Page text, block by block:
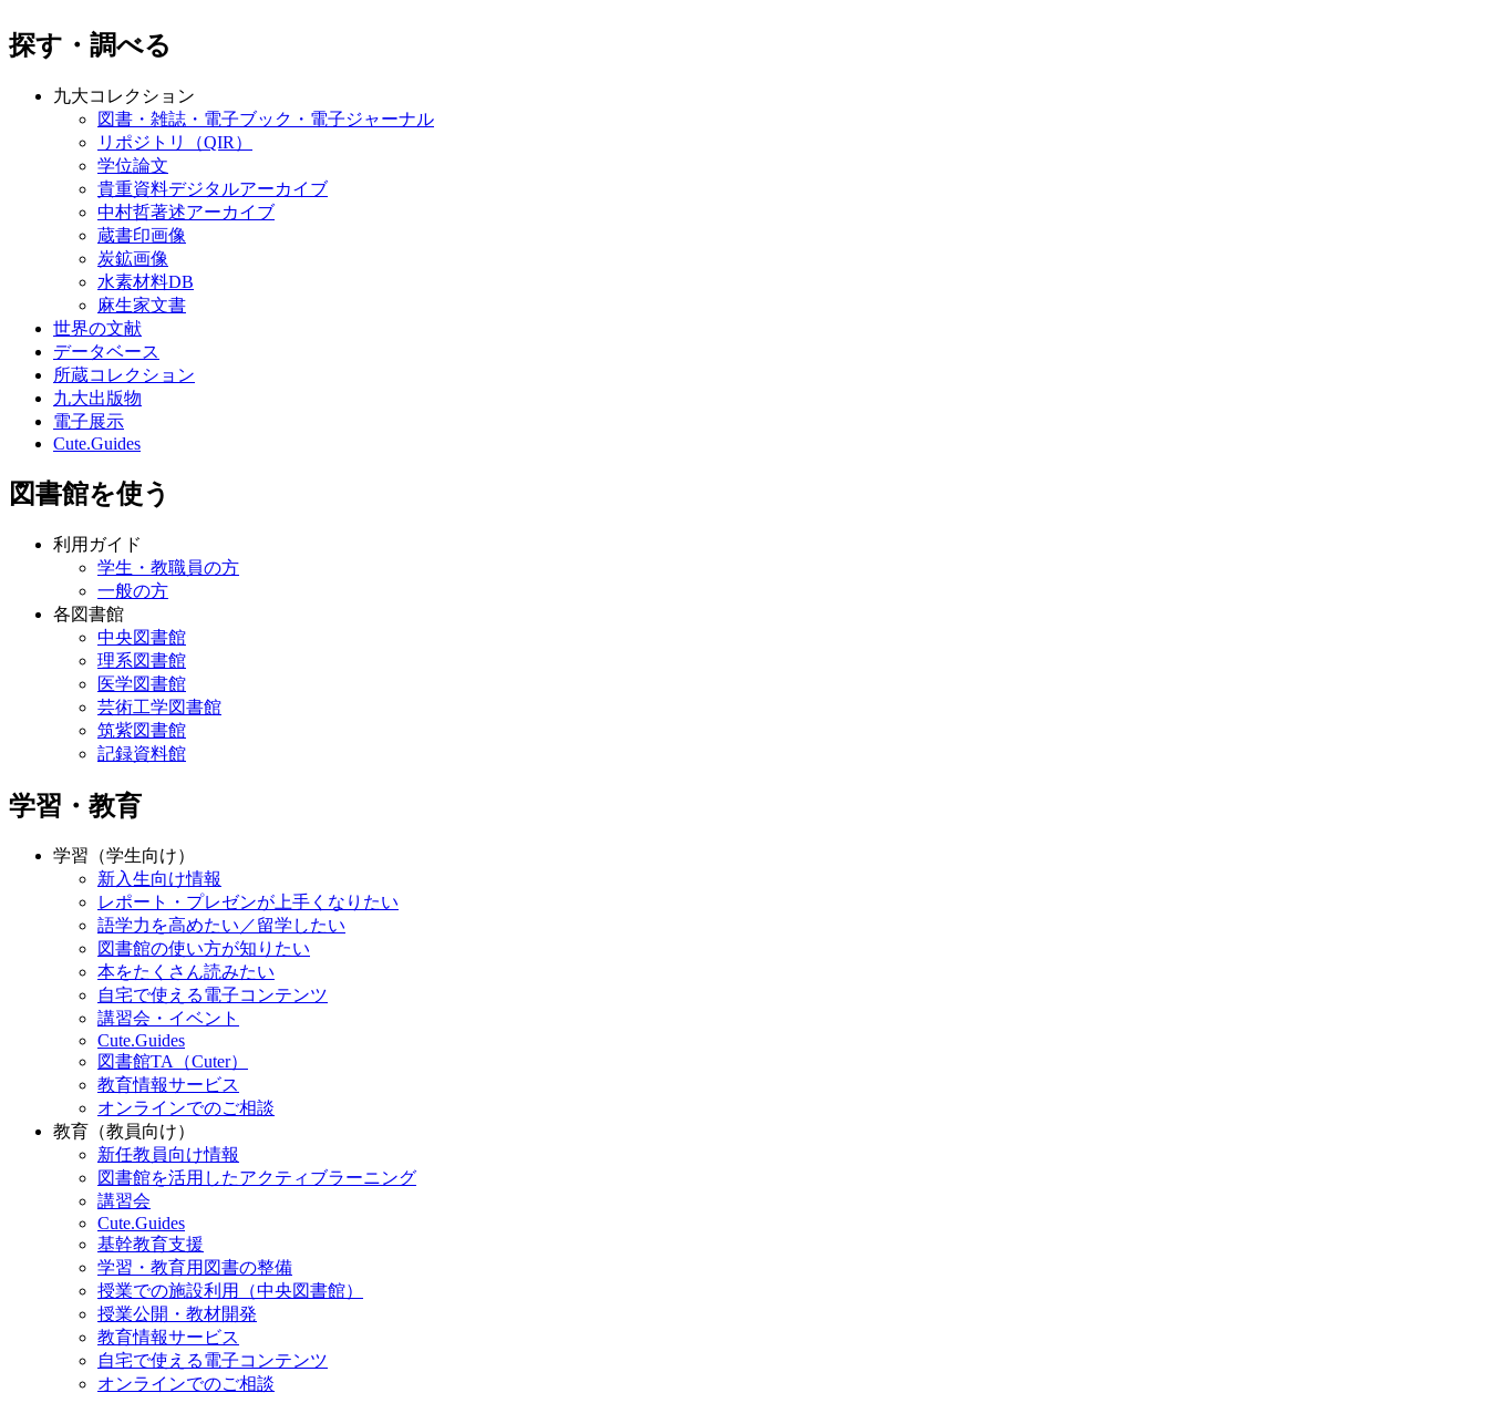
探す・調べる
九大コレクション
図書・雑誌・電子ブック・電子ジャーナル
リポジトリ（QIR）
学位論文
貴重資料デジタルアーカイブ
中村哲著述アーカイブ
蔵書印画像
炭鉱画像
水素材料DB
麻生家文書
世界の文献
データベース
所蔵コレクション
九大出版物
電子展示
Cute.Guides
図書館を使う
利用ガイド
学生・教職員の方
一般の方
各図書館
中央図書館
理系図書館
医学図書館
芸術工学図書館
筑紫図書館
記録資料館
学習・教育
学習（学生向け）
新入生向け情報
レポート・プレゼンが上手くなりたい
語学力を高めたい／留学したい
図書館の使い方が知りたい
本をたくさん読みたい
自宅で使える電子コンテンツ
講習会・イベント
Cute.Guides
図書館TA（Cuter）
教育情報サービス
オンラインでのご相談
教育（教員向け）
新任教員向け情報
図書館を活用したアクティブラーニング
講習会
Cute.Guides
基幹教育支援
学習・教育用図書の整備
授業での施設利用（中央図書館）
授業公開・教材開発
教育情報サービス
自宅で使える電子コンテンツ
オンラインでのご相談